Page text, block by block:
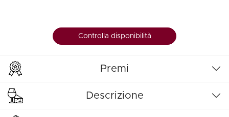
Controlla disponibilità
Premi
Descrizione